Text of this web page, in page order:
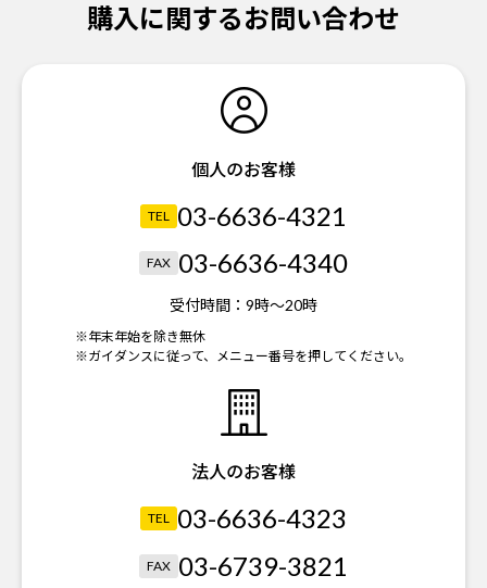
購入に関するお問い合わせ
個人のお客様
TEL 03-6636-4321
FAX 03-6636-4340
受付時間： 9時～20時
※年末年始を除き無休
※ガイダンスに従って、メニュー番号を押してください。
法人のお客様
TEL 03-6636-4323
FAX 03-6739-3821